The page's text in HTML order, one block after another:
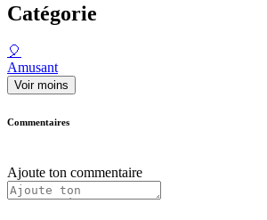
Catégorie
🎈
Amusant
Voir moins
Commentaires
Ajoute ton commentaire